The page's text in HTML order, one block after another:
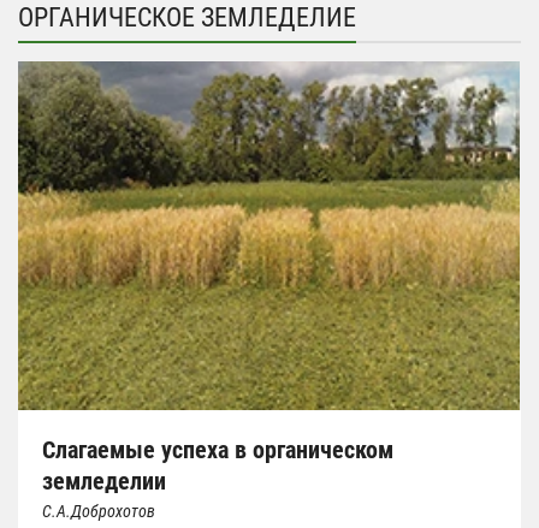
ОРГАНИЧЕСКОЕ ЗЕМЛЕДЕЛИЕ
Слагаемые успеха в органическом
земледелии
С.А.Доброхотов